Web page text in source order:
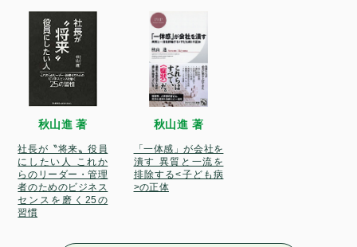
秋山進 著
社長が〝将来〟役員
にしたい人 これか
らのリーダー・管理
者のためのビジネス
センスを磨く25の
習慣
秋山進 著
「一体感」が会社を
潰す 異質と一流を
排除する<子ども病
>の正体